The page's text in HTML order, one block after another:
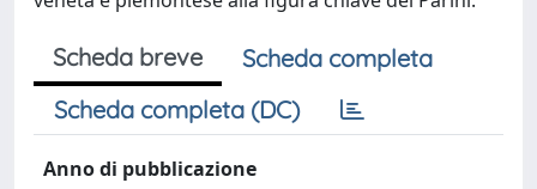
Scheda breve
Scheda completa
Scheda completa (DC)
Anno di pubblicazione